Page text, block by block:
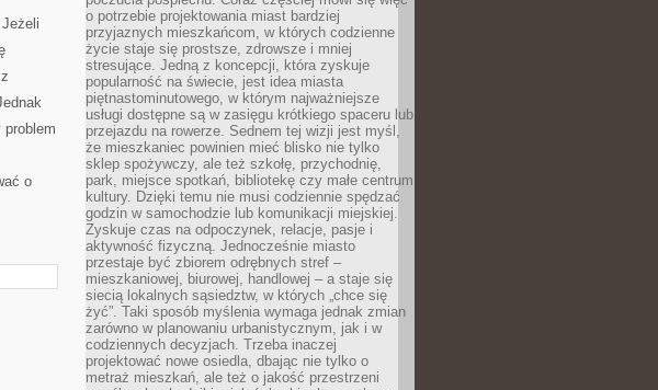
o
o potrzebie projektowania miast bardziej
przyjaznych mieszkańcom, w których codzienne
życie staje się prostsze, zdrowsze i mniej
stresujące. Jedną z koncepcji, która zyskuje
popularność na świecie, jest idea miasta
piętnastominutowego, w którym najważniejsze
usługi dostępne są w zasięgu krótkiego spaceru lub
przejazdu na rowerze. Sednem tej wizji jest myśl,
że mieszkaniec powinien mieć blisko nie tylko
sklep spożywczy, ale też szkołę, przychodnię,
park, miejsce spotkań, bibliotekę czy małe centrum
kultury. Dzięki temu nie musi codziennie spędzać
godzin w samochodzie lub komunikacji miejskiej.
Zyskuje czas na odpoczynek, relacje, pasje i
aktywność fizyczną. Jednocześnie miasto
przestaje być zbiorem odrębnych stref –
mieszkaniowej, biurowej, handlowej – a staje się
siecią lokalnych sąsiedztw, w których „chce się
żyć”. Taki sposób myślenia wymaga jednak zmian
zarówno w planowaniu urbanistycznym, jak i w
codziennych decyzjach. Trzeba inaczej
projektować nowe osiedla, dbając nie tylko o
metraż mieszkań, ale też o jakość przestrzeni